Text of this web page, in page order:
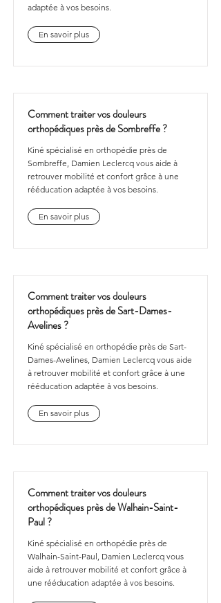
adaptée à vos besoins.
En savoir plus
Comment traiter vos douleurs
orthopédiques près de Sombreffe ?
Kiné spécialisé en orthopédie près de
Sombreffe, Damien Leclercq vous aide à
retrouver mobilité et confort grâce à une
rééducation adaptée à vos besoins.
En savoir plus
Comment traiter vos douleurs
orthopédiques près de Sart-Dames-
Avelines ?
Kiné spécialisé en orthopédie près de Sart-
Dames-Avelines, Damien Leclercq vous aide
à retrouver mobilité et confort grâce à une
rééducation adaptée à vos besoins.
En savoir plus
Comment traiter vos douleurs
orthopédiques près de Walhain-Saint-
Paul ?
Kiné spécialisé en orthopédie près de
Walhain-Saint-Paul, Damien Leclercq vous
aide à retrouver mobilité et confort grâce à
une rééducation adaptée à vos besoins.